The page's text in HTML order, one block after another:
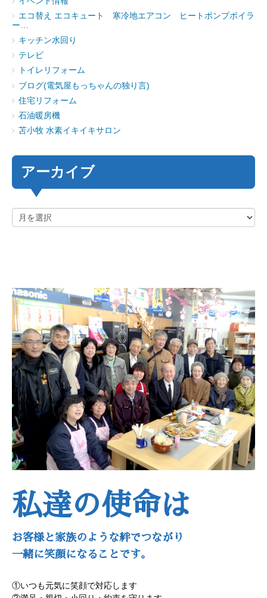
エコ替え エコキュート 寒冷地エアコン ヒートポンプボイラ
ー…
キッチン水回り
テレビ
トイレリフォーム
ブログ(電気屋もっちゃんの独り言)
住宅リフォーム
石油暖房機
苫小牧 水素イキイキサロン
アーカイブ
私達の使命は
お客様と家族のような絆でつながり
一緒に笑顔になることです。
①いつも元気に笑顔で対応します